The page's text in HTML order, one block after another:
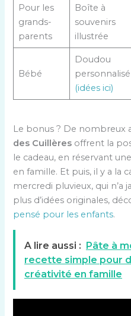
Pour les
grands-
parents
Boîte à
souvenirs
illustrée
Bébé
Doudou
personnalisé
(idées ici)
Le bonus ? De nombreux
des Cuillères offrent la
le cadeau, en réservant
en famille. Et puis, il y a la
mercredi pluvieux, qui n’a
plus d’idées originales,
pensé pour les enfants.
A lire aussi : Pâte à
recette simple pour
créativité en famille